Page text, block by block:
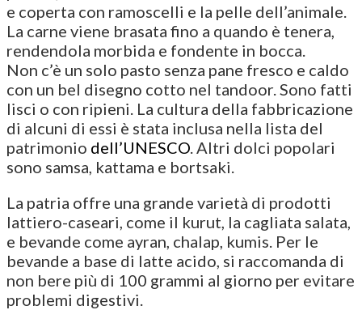
e coperta con ramoscelli e la pelle dell’animale.
La carne viene brasata fino a quando è tenera,
rendendola morbida e fondente in bocca.
Non c’è un solo pasto senza pane fresco e caldo
con un bel disegno cotto nel tandoor. Sono fatti
lisci o con ripieni. La cultura della fabbricazione
di alcuni di essi è stata inclusa nella lista del
patrimonio dell’UNESCO . Altri dolci popolari
sono samsa, kattama e bortsaki.
La patria offre una grande varietà di prodotti
lattiero-caseari, come il kurut, la cagliata salata,
e bevande come ayran, chalap, kumis. Per le
bevande a base di latte acido, si raccomanda di
non bere più di 100 grammi al giorno per evitare
problemi digestivi.